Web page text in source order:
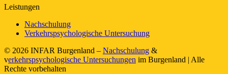
Leistungen
Nachschulung
Verkehrspsychologische Untersuchung
© 2026 INFAR Burgenland – Nachschulung &
verkehrspsychologische Untersuchungen im Burgenland | Alle
Rechte vorbehalten